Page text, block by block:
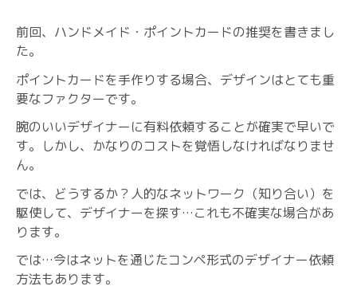
前回、ハンドメイド・ポイントカードの推奨を書きまし
た。
ポイントカードを手作りする場合、デザインはとても重
要なファクターです。
腕のいいデザイナーに有料依頼することが確実で早いで
す。しかし、かなりのコストを覚悟しなければなりませ
ん。
では、どうするか？人的なネットワーク（知り合い）を
駆使して、デザイナーを探す…これも不確実な場合があ
ります。
では…今はネットを通じたコンペ形式のデザイナー依頼
方法もあります。